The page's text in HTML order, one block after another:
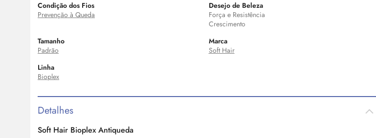
Condição dos Fios
Prevenção à Queda
Desejo de Beleza
Força e Resistência
Crescimento
Tamanho
Padrão
Marca
Soft Hair
Linha
Bioplex
Detalhes
Soft Hair Bioplex Antiqueda